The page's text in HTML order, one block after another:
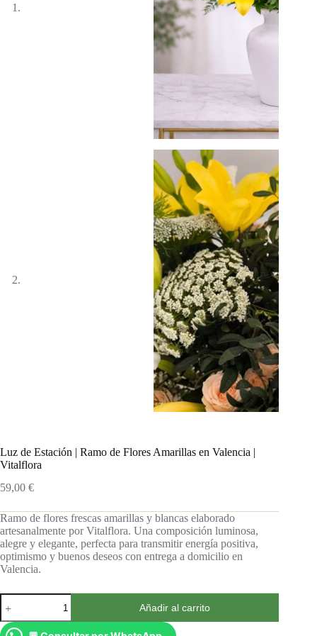
Luz de Estación | Ramo de Flores Amarillas en Valencia |
Vitalflora
59,00 €
Ramo de flores frescas amarillas y blancas elaborado
artesanalmente por Vitalflora. Una composición luminosa,
alegre y elegante, perfecta para transmitir energía positiva,
optimismo y buenos deseos con entrega a domicilio en
Valencia.
Añadir al carrito